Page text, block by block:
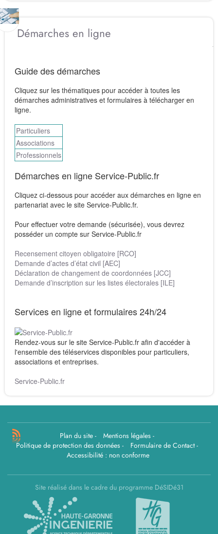
Démarches en ligne
Guide des démarches
Cliquez sur les thématiques pour accéder à toutes les
démarches administratives et formulaires à télécharger en
ligne.
Particuliers
Associations
Professionnels
Démarches en ligne Service-Public.fr
Cliquez ci-dessous pour accéder aux démarches en ligne en
partenariat avec le site Service-Public.fr.
Pour effectuer votre demande (sécurisée), vous devrez
posséder un compte sur Service-Public.fr
Recensement citoyen obligatoire [RCO]
Demande d’actes d’état civil [AEC]
Déclaration de changement de coordonnées [JCC]
Demande d’inscription sur les listes électorales [ILE]
Services en ligne et formulaires 24h/24
Rendez-vous sur le site Service-Public.fr afin d'accéder à
l'ensemble des téléservices disponibles pour particuliers,
associations et entreprises.
Service-Public.fr
Plan du site- Mentions légales-
Politique de protection des données- Formulaire de Contact-
Accessibilité : non conforme
Site réalisé dans le cadre du programme DéSIDé31